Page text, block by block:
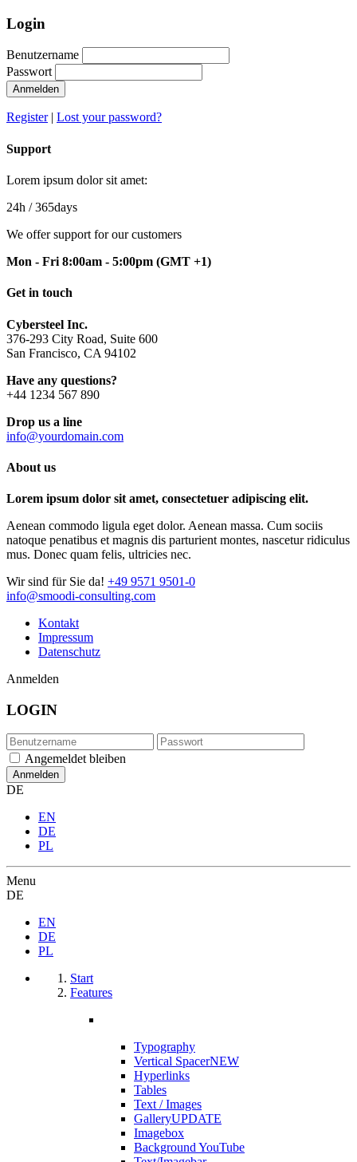
Login
Benutzername
Passwort
Anmelden
Register| Lost your password?
Support
Lorem ipsum dolor sit amet:
24h / 365days
We offer support for our customers
Mon - Fri 8:00am - 5:00pm (GMT +1)
Get in touch
Cybersteel Inc.
376-293 City Road, Suite 600
San Francisco, CA 94102
Have any questions?
+44 1234 567 890
Drop us a line
info@yourdomain.com
About us
Lorem ipsum dolor sit amet, consectetuer adipiscing elit.
Aenean commodo ligula eget dolor. Aenean massa. Cum sociis
natoque penatibus et magnis dis parturient montes, nascetur ridiculus
mus. Donec quam felis, ultricies nec.
Wir sind für Sie da! +49 9571 9501-0
info@smoodi-consulting.com
Kontakt
Impressum
Datenschutz
Anmelden
LOGIN
Angemeldet bleiben
DE
EN
DE
PL
Menu
DE
EN
DE
PL
Start
Features
Typography
Vertical SpacerNEW
Hyperlinks
Tables
Text / Images
GalleryUPDATE
Imagebox
Background YouTube